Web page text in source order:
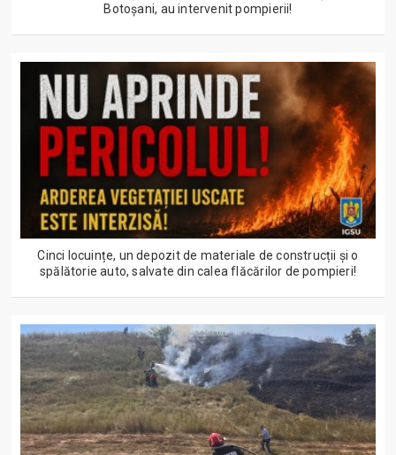
Botoșani, au intervenit pompierii!
Cinci locuințe, un depozit de materiale de construcții și o
spălătorie auto, salvate din calea flăcărilor de pompieri!